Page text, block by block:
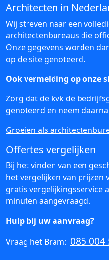
Architecten in
Wij streven naar een
architectenbureaus die
Onze gegevens worden
op de site genoteerd.
Ook vermelding op onze
Zorg dat de kvk de
genoteerd en neem daarna
Groeien als
Offertes vergelijken
Bij het vinden van een
het vergelijken van prijzen
gratis vergelijkingsservice
minuten aangevraagd.
Hulp bij uw aanvraag?
Vraag het Bram: 085 004